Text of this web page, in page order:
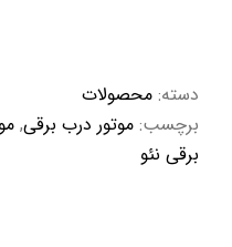
دسته: محصولات
برچسب: موتور درب برقی,
برقی نئو